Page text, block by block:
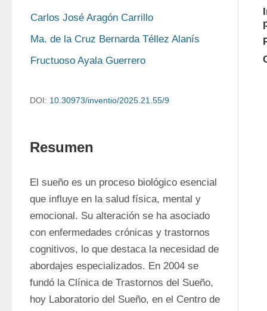
Carlos José Aragón Carrillo
Ma. de la Cruz Bernarda Téllez Alanís
Fructuoso Ayala Guerrero
DOI: 10.30973/inventio/2025.21.55/9
Resumen
El sueño es un proceso biológico esencial
que influye en la salud física, mental y
emocional. Su alteración se ha asociado
con enfermedades crónicas y trastornos
cognitivos, lo que destaca la necesidad de
abordajes especializados. En 2004 se
fundó la Clínica de Trastornos del Sueño,
hoy Laboratorio del Sueño, en el Centro de